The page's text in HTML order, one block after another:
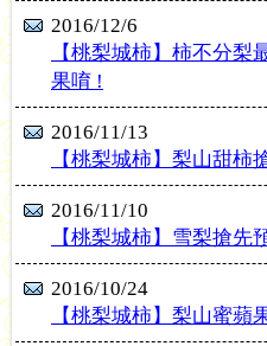
2016/12/6
【桃梨城柿】柿不分梨
果唷 !
2016/11/13
【桃梨城柿】梨山甜柿
2016/11/10
【桃梨城柿】雪梨搶先
2016/10/24
【桃梨城柿】梨山蜜蘋